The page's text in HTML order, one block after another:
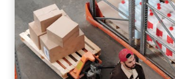
DOIVENT
SAVOIR